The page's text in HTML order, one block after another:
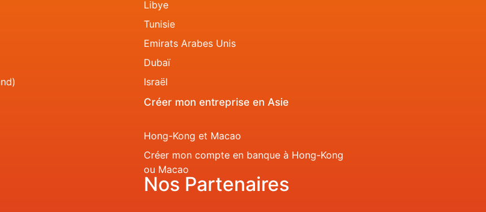
Libye
Tunisie
Emirats Arabes Unis
Dubaï
Israël
Créer mon entreprise en Asie
Hong-Kong et Macao
Créer mon compte en banque à Hong-Kong
ou Macao
Nos Partenaires